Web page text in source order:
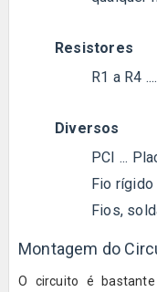
Resistores
R1 a R4
Diversos
PCI ...
Fio
Fios,
Montagem do
O circuito é